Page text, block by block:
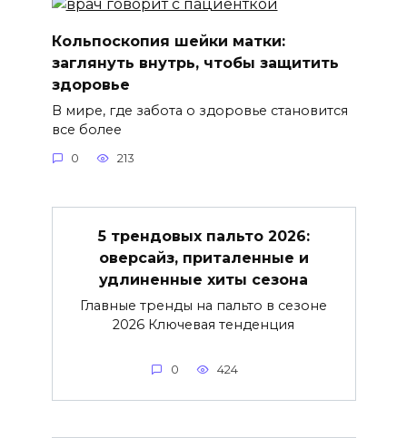
Кольпоскопия шейки матки:
заглянуть внутрь, чтобы защитить
здоровье
В мире, где забота о здоровье становится
все более
0 213
5 трендовых пальто 2026:
оверсайз, приталенные и
удлиненные хиты сезона
Главные тренды на пальто в сезоне
2026 Ключевая тенденция
0 424